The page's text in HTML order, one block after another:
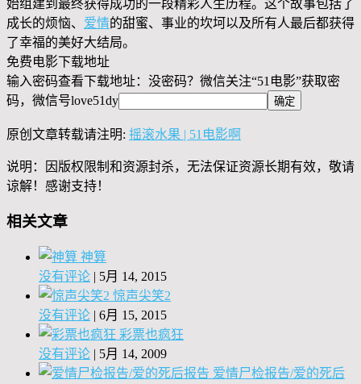
始组建到最终获得成功的一段精彩人生历程。这个故事包括了
成长的烦恼、 爱情的甜蜜、事业的坎坷以及所有人最后都获得
了幸福的美好大结局。
免费电影下载地址
输入密码查看下载地址：没密码？微信关注“51电影”获取密
码，微信号love51dy
原创文章转载请注明: 摇滚水果 | 51电影啊
说明：因版权限制和资源封杀，无法保证资源长期有效，敬请
谅解！感谢支持！
相关文章
神算
没有评论 | 5月 14, 2015
惊声尖笑2
没有评论 | 6月 15, 2015
彩票也疯狂
没有评论 | 5月 14, 2009
爱情尸检报告/爱的死后